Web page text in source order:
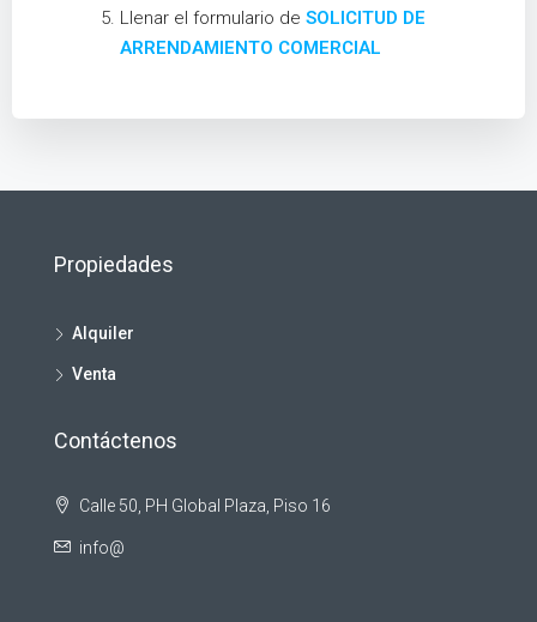
Llenar el formulario de SOLICITUD DE
ARRENDAMIENTO COMERCIAL
Propiedades
Alquiler
Venta
Contáctenos
Calle 50, PH Global Plaza, Piso 16
info@